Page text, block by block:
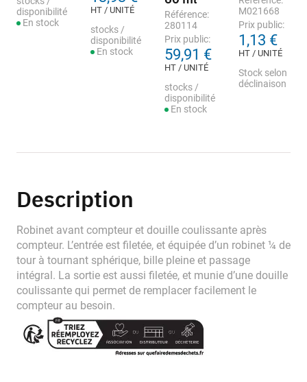
disponibilité
En stock
HT / UNITÉ
stocks /
disponibilité
En stock
Référence:
280114
Prix public:
59,91 €
HT / UNITÉ
stocks /
disponibilité
En stock
M021668
Prix public:
1,13 €
HT / UNITÉ
Stock selon
déclinaison
Description
Robinet avant compteur et douille coulissante après
compteur. L’entrée est filetée, et équipée d’un robinet ¼ de
tour à tournant sphérique, bille pleine et passage
intégral. La sortie est aussi filetée, et munie d’une douille
coulissante qui permet de remplacer facilement le
compteur au besoin.